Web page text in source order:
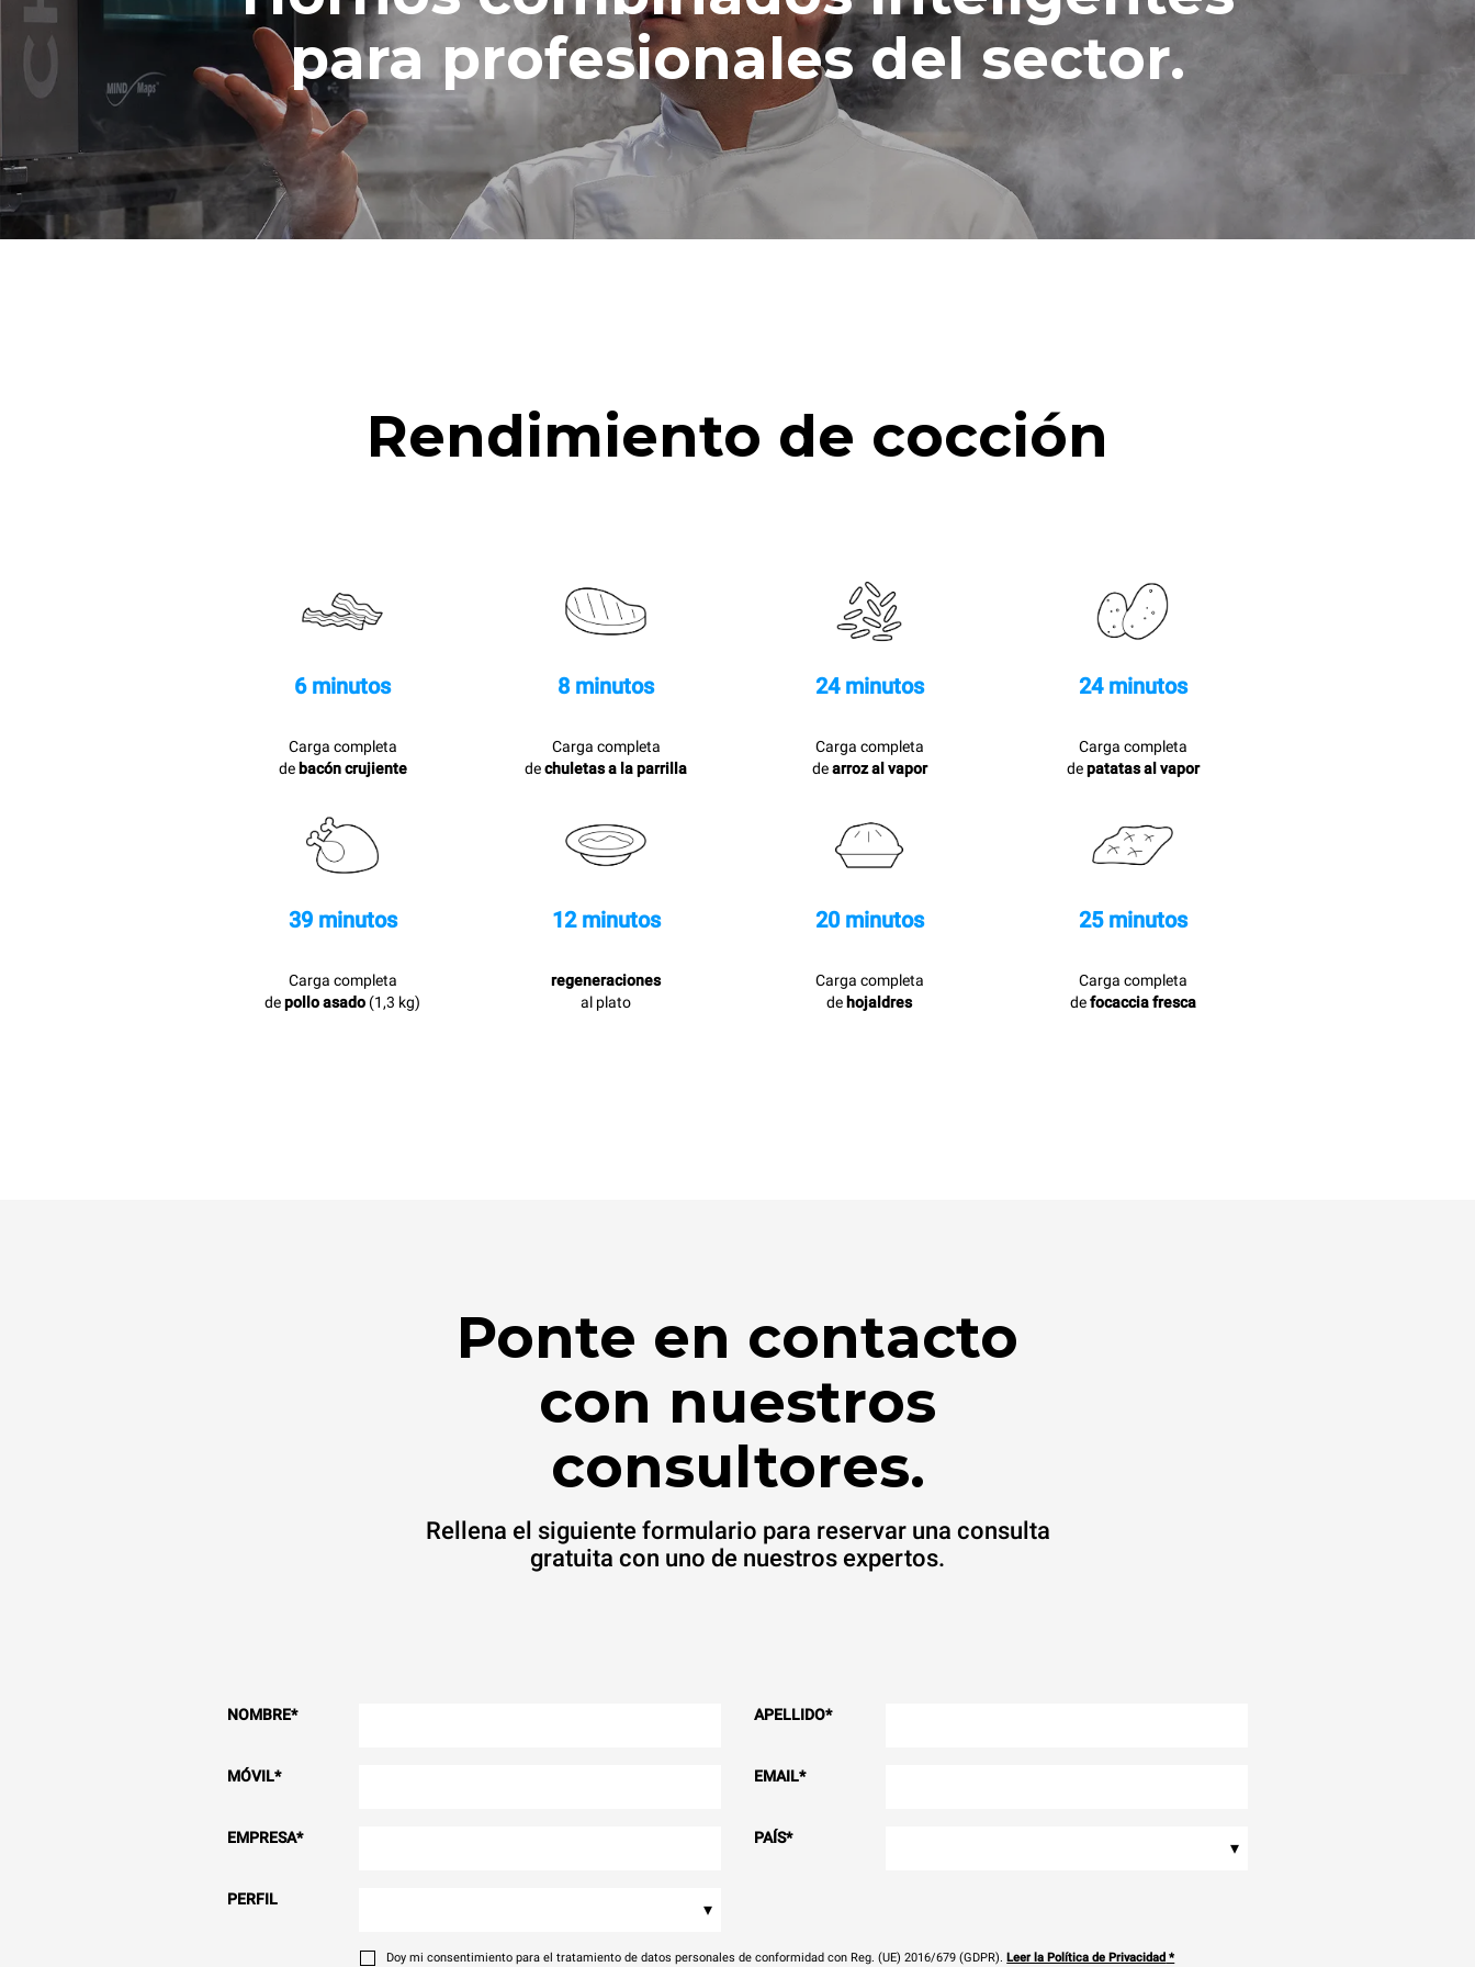
1 lavado medio
para profesionales del sector.
Rendimiento de cocción
6 minutos
Carga completa
de bacón crujiente
8 minutos
Carga completa
dechuletas a la parrilla
24 minutos
Carga completa
dearroz al vapor
24 minutos
Carga completa
depatatas al vapor
39 minutos
Carga completa
depollo asado (1,3 kg)
12 minutos
regeneraciones
al plato
20 minutos
Carga completa
de hojaldres
25 minutos
Carga completa
defocaccia fresca
Ponte en contacto
con nuestros
consultores.
Rellena el siguiente formulario para reservar una consulta
gratuita con uno de nuestros expertos.
NOMBRE* APELLIDO*
MÓVIL* EMAIL*
EMPRESA* PAÍS* ▾
PERFIL ▾
Doy mi consentimiento para el tratamiento de datos personales de conformidad con Reg. (UE) 2016/679 (GDPR). Leer la Política de Privacidad *